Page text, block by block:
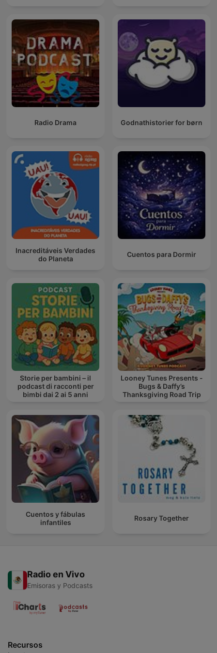
Radio Drama Godnathistorier for børn
Inacreditáveis Verdades
do Planeta
Cuentos para Dormir
Storie per bambini – il
podcast di racconti per
bimbi dai 2 ai 5 anni
Looney Tunes Presents -
Bugs & Daffy’s
Thanksgiving Road Trip
Cuentos y fábulas
infantiles
Rosary Together
Radio en Vivo
Emisoras y Podcasts
Recursos